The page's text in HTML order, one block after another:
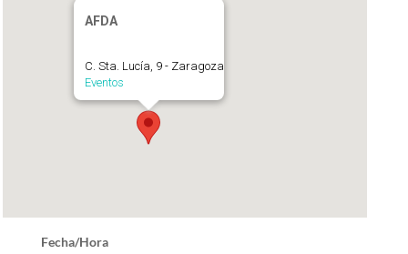
AFDA
C. Sta. Lucía, 9 - Zaragoza
Eventos
Fecha/Hora